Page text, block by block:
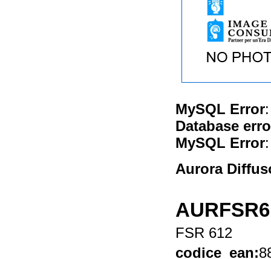
MySQL Error
Database
MySQL Error
Aurora
FSR 612
codice_ean: